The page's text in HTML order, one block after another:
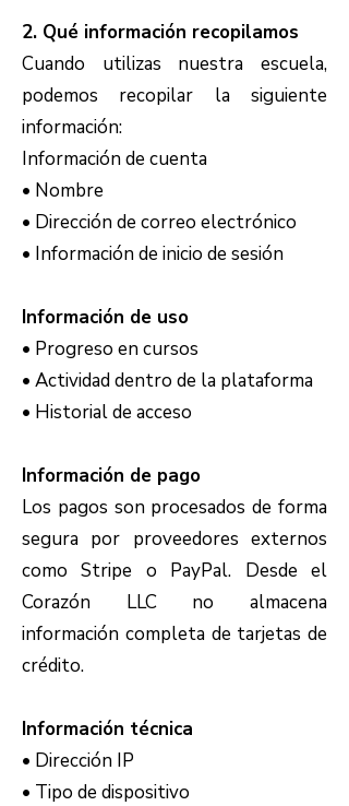
2. Qué información recopilamos
Cuando utilizas nuestra escuela,
podemos recopilar la siguiente
información:
Información de cuenta
• Nombre
• Dirección de correo electrónico
• Información de inicio de sesión
Información de uso
• Progreso en cursos
• Actividad dentro de la plataforma
• Historial de acceso
Información de pago
Los pagos son procesados de forma
segura por proveedores externos
como Stripe o PayPal. Desde el
Corazón LLC no almacena
información completa de tarjetas de
crédito.
Información técnica
• Dirección IP
• Tipo de dispositivo